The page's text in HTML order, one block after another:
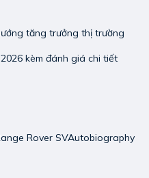
tăng trưởng thị trường
kèm đánh giá chi tiết
Rover SVAutobiography